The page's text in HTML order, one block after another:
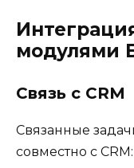
модулями
Связь с CRM
Связанные
совместно с CRM: